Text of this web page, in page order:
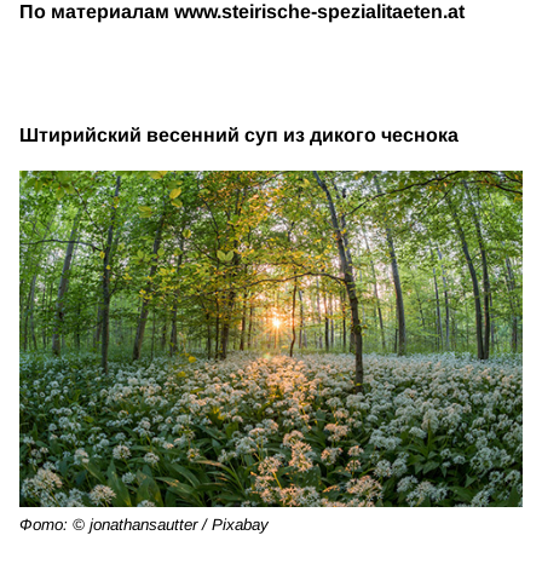
По материалам www.steirische-spezialitaeten.at
Штирийский весенний суп из дикого чеснока
Фото: © jonathansautter / Pixabay